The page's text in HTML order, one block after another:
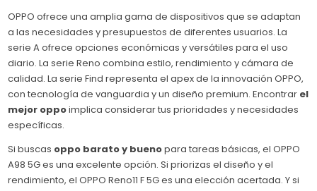
OPPO ofrece una amplia gama de dispositivos que se adaptan
a las necesidades y presupuestos de diferentes usuarios. La
serie A ofrece opciones económicas y versátiles para el uso
diario. La serie Reno combina estilo, rendimiento y cámara de
calidad. La serie Find representa el apex de la innovación OPPO,
con tecnología de vanguardia y un diseño premium. Encontrar el
mejor oppoimplica considerar tus prioridades y necesidades
específicas.
Si buscas oppo barato y buenopara tareas básicas, el OPPO
A98 5G es una excelente opción. Si priorizas el diseño y el
rendimiento, el OPPO Reno11 F 5G es una elección acertada. Y si